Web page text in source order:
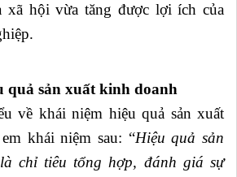
xã hội vừa tăng được lợi ích của
quả sản xuất kinh doanh
về khái niệm hiệu quả sản xuất
khái niệm sau: “Hiệu quả sản
chỉ tiêu tổng hợp, đánh giá sự